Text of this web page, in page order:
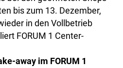
bis zum 13. Dezember,
in den Vollbetrieb
FORUM 1 Center-
away im FORUM 1